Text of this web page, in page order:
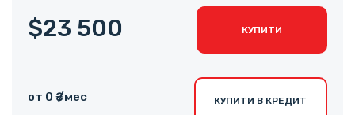
$23 500 КУПИТИ
от 0 ₴ /мес КУПИТИ В КРЕДИТ